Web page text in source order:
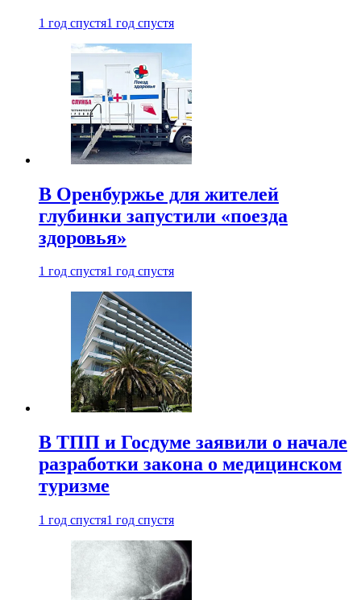
1 год спустя1 год спустя
В Оренбуржье для жителей
глубинки запустили «поезда
здоровья»
1 год спустя1 год спустя
В ТПП и Госдуме заявили о начале
разработки закона о медицинском
туризме
1 год спустя1 год спустя